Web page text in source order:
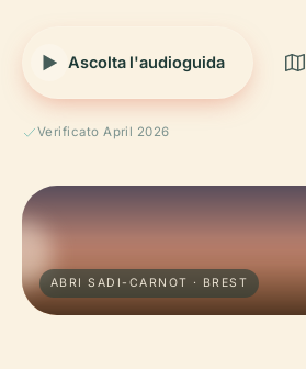
Ascolta l'audioguida
Verificato April 2026
ABRI SADI-CARNOT · BREST